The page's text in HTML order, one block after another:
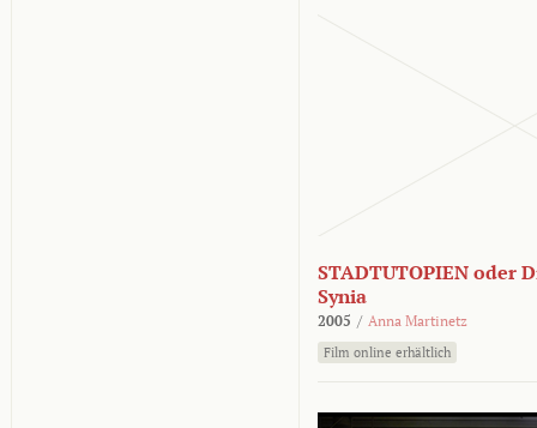
STADTUTOPIEN oder
Synia
2005 / Anna Martinetz
Film online erhältlich